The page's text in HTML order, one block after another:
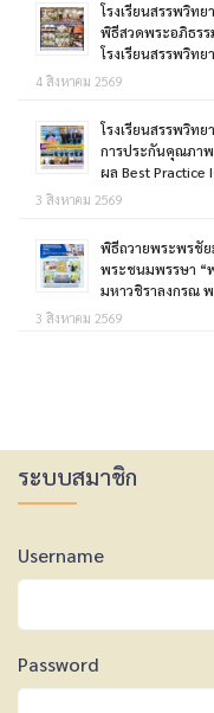
โรงเรียนสรรพวิท
พิธีสวดพระอภิธรร
โรงเรียนสรรพวิทย
4 สิงหาคม 2569
โรงเรียนสรรพวิท
การประกันคุณภา
ผล Best Practice
3 สิงหาคม 2569
พิธีถวายพระพรชั
พระชนมพรรษา “
มหาวชิราลงกรณ พ
3 สิงหาคม 2569
ระบบสมาชิก
Username
Password